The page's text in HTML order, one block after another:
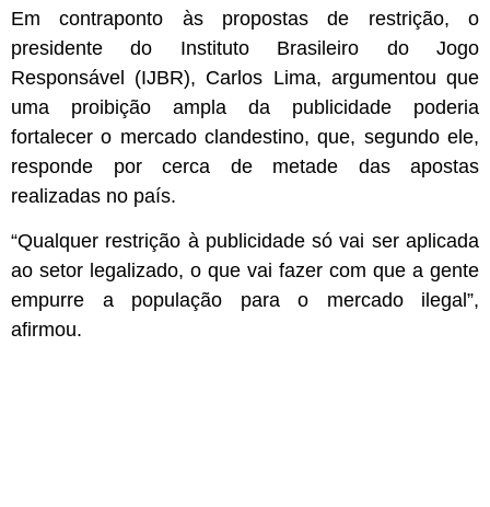
Em contraponto às propostas de restrição, o
presidente do Instituto Brasileiro do Jogo
Responsável (IJBR), Carlos Lima, argumentou que
uma proibição ampla da publicidade poderia
fortalecer o mercado clandestino, que, segundo ele,
responde por cerca de metade das apostas
realizadas no país.
“Qualquer restrição à publicidade só vai ser aplicada
ao setor legalizado, o que vai fazer com que a gente
empurre a população para o mercado ilegal”,
afirmou.